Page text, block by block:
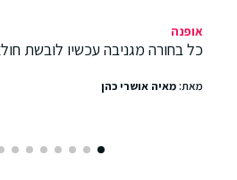
אופנה
כל בחורה מגניבה עכשיו לובשת
מאת:מאיה אושרי כהן